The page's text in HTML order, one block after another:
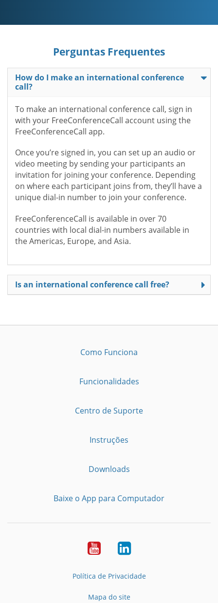
Perguntas Frequentes
How do I make an international conference
call?
To make an international conference call, sign in
with your FreeConferenceCall account using the
FreeConferenceCall app.
Once you’re signed in, you can set up an audio or
video meeting by sending your participants an
invitation for joining your conference. Depending
on where each participant joins from, they’ll have a
unique dial-in number to join your conference.
FreeConferenceCall is available in over 70
countries with local dial-in numbers available in
the Americas, Europe, and Asia.
Is an international conference call free?
Como Funciona
Funcionalidades
Centro de Suporte
Instruções
Downloads
Baixe o App para Computador
YoutubeLinkedIn
Política de Privacidade
Mapa do site